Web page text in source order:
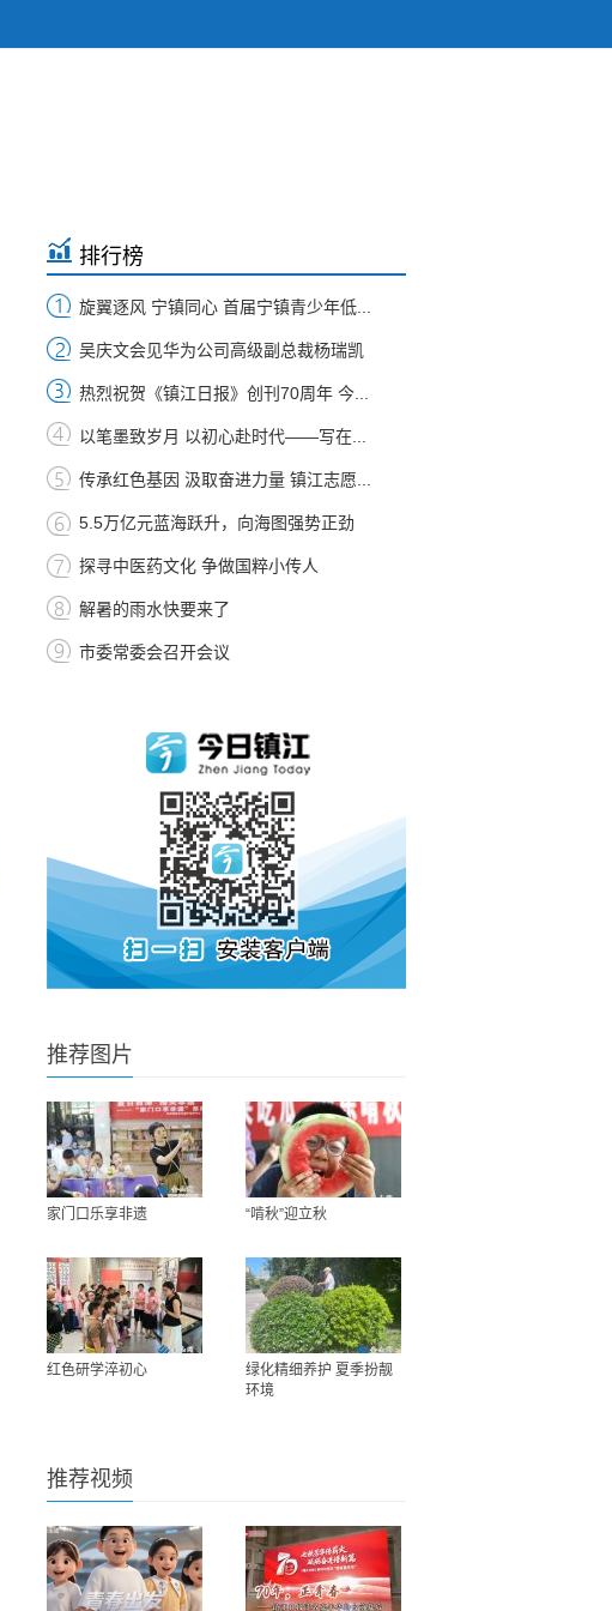
排行榜
旋翼逐风 宁镇同心 首届宁镇青少年低...
吴庆文会见华为公司高级副总裁杨瑞凯
热烈祝贺《镇江日报》创刊70周年 今...
以笔墨致岁月 以初心赴时代——写在...
传承红色基因 汲取奋进力量 镇江志愿...
5.5万亿元蓝海跃升，向海图强势正劲
探寻中医药文化 争做国粹小传人
解暑的雨水快要来了
市委常委会召开会议
推荐图片
家门口乐享非遗 “啃秋”迎立秋
红色研学淬初心
绿化精细养护 夏季扮靓
环境
推荐视频